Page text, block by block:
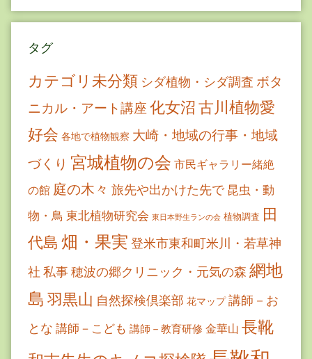
タグ
カテゴリ未分類 シダ植物・シダ調査 ボタ
ニカル・アート講座 化女沼古川植物愛
好会 各地で植物観察 大崎・地域の行事・地域
づくり 宮城植物の会 市民ギャラリー緒絶
の館 庭の木々 旅先や出かけた先で 昆虫・動
物・鳥 東北植物研究会 東日本野生ランの会 植物調査 田
代島 畑・果実 登米市東和町米川・若草神
社 私事穂波の郷クリニック・元気の森 網地
島 羽黒山 自然探検倶楽部 花マップ 講師－お
とな 講師－こども 講師－教育研修 金華山 長靴